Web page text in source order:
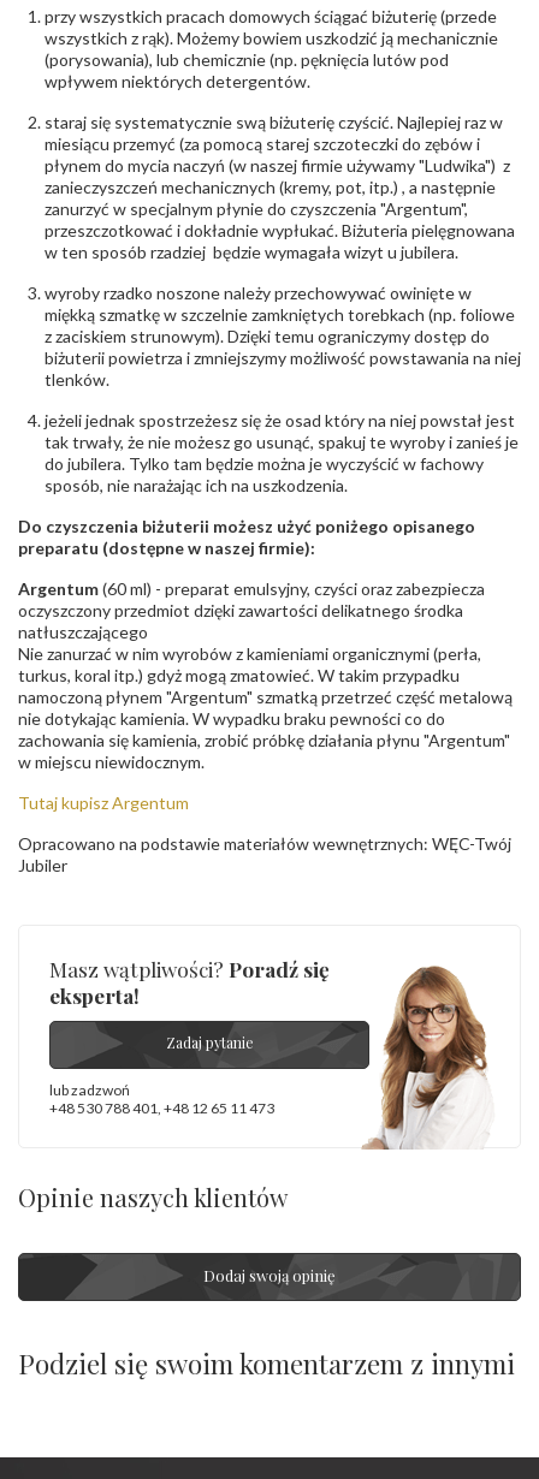
ostrzeżenia:
zawierają nikiel
przy wszystkich pracach domowych ściągać biżuterię (przede
wszystkich z rąk). Możemy bowiem uszkodzić ją mechanicznie
(porysowania), lub chemicznie (np. pęknięcia lutów pod
wpływem niektórych detergentów.
staraj się systematycznie swą biżuterię czyścić. Najlepiej raz w
miesiącu przemyć (za pomocą starej szczoteczki do zębów i
płynem do mycia naczyń (w naszej firmie używamy "Ludwika") z
zanieczyszczeń mechanicznych (kremy, pot, itp.) , a następnie
zanurzyć w specjalnym płynie do czyszczenia "Argentum",
przeszczotkować i dokładnie wypłukać. Biżuteria pielęgnowana
w ten sposób rzadziej będzie wymagała wizyt u jubilera.
wyroby rzadko noszone należy przechowywać owinięte w
miękką szmatkę w szczelnie zamkniętych torebkach (np. foliowe
z zaciskiem strunowym). Dzięki temu ograniczymy dostęp do
biżuterii powietrza i zmniejszymy możliwość powstawania na niej
tlenków.
jeżeli jednak spostrzeżesz się że osad który na niej powstał jest
tak trwały, że nie możesz go usunąć, spakuj te wyroby i zanieś je
do jubilera. Tylko tam będzie można je wyczyścić w fachowy
sposób, nie narażając ich na uszkodzenia.
Do czyszczenia biżuterii możesz użyć poniżego opisanego
preparatu (dostępne w naszej firmie):
Argentum(60 ml) - preparat emulsyjny, czyści oraz zabezpiecza
oczyszczony przedmiot dzięki zawartości delikatnego środka
natłuszczającego
Nie zanurzać w nim wyrobów z kamieniami organicznymi (perła,
turkus, koral itp.) gdyż mogą zmatowieć. W takim przypadku
namoczoną płynem "Argentum" szmatką przetrzeć część metalową
nie dotykając kamienia. W wypadku braku pewności co do
zachowania się kamienia, zrobić próbkę działania płynu "Argentum"
w miejscu niewidocznym.
Tutaj kupisz Argentum
Opracowano na podstawie materiałów wewnętrznych: WĘC-Twój
Jubiler
Masz wątpliwości? Poradź się
eksperta!
Zadaj pytanie
lub zadzwoń
+48 530 788 401 +48 12 65 11 473
Opinie naszych klientów
Dodaj swoją opinię
Podziel się swoim komentarzem z innymi